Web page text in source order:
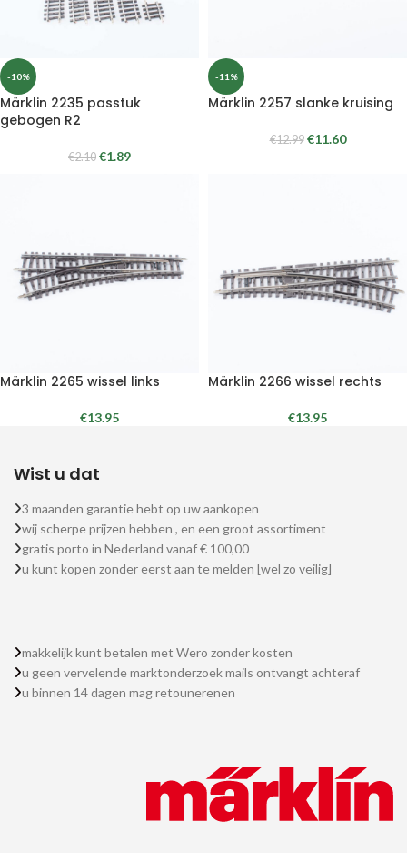
-10%
Märklin 2235 passtuk
gebogen R2
€2.10 €1.89
-11%
Märklin 2257 slanke kruising
€12.99 €11.60
Märklin 2265 wissel links
€13.95
Märklin 2266 wissel rechts
€13.95
Wist u dat
3 maanden garantie hebt op uw aankopen
wij scherpe prijzen hebben , en een groot assortiment
gratis porto in Nederland vanaf € 100,00
u kunt kopen zonder eerst aan te melden [wel zo veilig]
makkelijk kunt betalen met Wero zonder kosten
u geen vervelende marktonderzoek mails ontvangt achteraf
u binnen 14 dagen mag retounerenen